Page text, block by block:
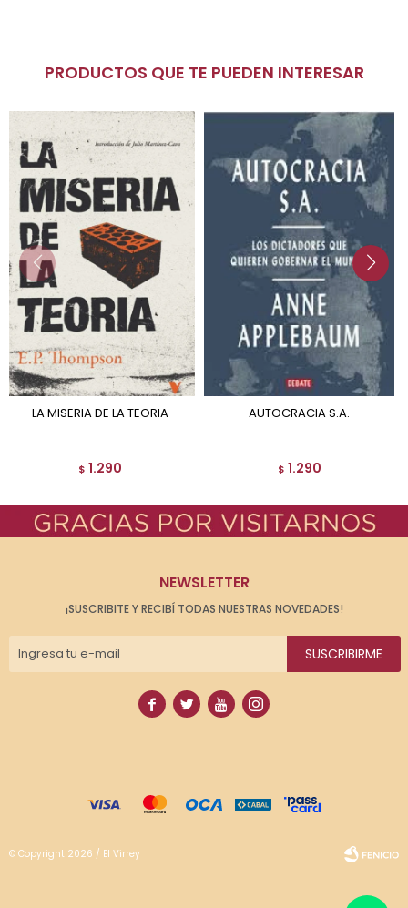
PRODUCTOS QUE TE PUEDEN INTERESAR
LA MISERIA DE LA TEORIA
$ 1.290
AUTOCRACIA S.A.
$ 1.290
NEWSLETTER
¡SUSCRIBITE Y RECIBÍ TODAS NUESTRAS NOVEDADES!
SUSCRIBIRME
   
© Copyright 2026 / El Virrey